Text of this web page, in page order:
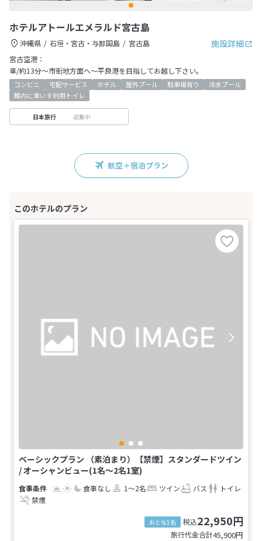
ホテルアトールエメラルド宮古島
施設詳細
沖縄県 石垣・宮古・与那国島
宮古島
宮古空港：
車/約13分～市街地方面へ～平良港を目指してお越し下さい。
コンビニ 宅配サービス ホテル 屋外プール 駐車場有り
冷水プール
館内に車いす利用トイレ
日本旅行 収集中
航空＋宿泊プラン
ベーシックプラン （素泊まり）【禁煙】スタンダードツイン
/ オーシャンビュー(1名～2名1室)
食事なし 1～2名 ツイン バス
トイレ
禁煙
おとな1名 税込22,950円
旅行代金合計45,900円